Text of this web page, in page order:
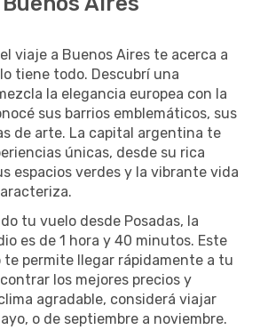
viaje a Buenos Aires te acerca a
tiene todo. Descubrí una
la elegancia europea con la
sus barrios emblemáticos, sus
de arte. La capital argentina te
únicas, desde su rica
espacios verdes y la vibrante vida
tu vuelo desde Posadas, la
es de 1 hora y 40 minutos. Este
permite llegar rápidamente a tu
los mejores precios y
agradable, considerá viajar
o de septiembre a noviembre.